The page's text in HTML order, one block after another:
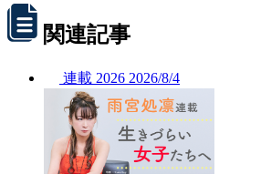
関連記事
連載 2026 2026/8/4